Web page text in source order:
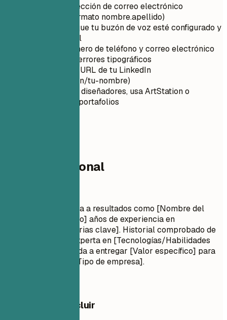
Utiliza una dirección de correo electrónico
profesional (formato nombre.apellido)
Asegúrate de que tu buzón de voz esté configurado y
sea profesional
Verifica tu número de teléfono y correo electrónico
para detectar errores tipográficos
Personaliza la URL de tu LinkedIn
(linkedin.com/in/tu-nombre)
Para artistas y diseñadores, usa ArtStation o
Behance para portafolios
Perfil profesional
Profesional orientada a resultados como [Nombre del
puesto] con [Número] años de experiencia en
[Habilidades/Industrias clave]. Historial comprobado de
[Logro principal]. Experta en [Tecnologías/Habilidades
clave]. Comprometida a entregar [Valor específico] para
[Industria objetivo/Tipo de empresa].
Qué conviene incluir